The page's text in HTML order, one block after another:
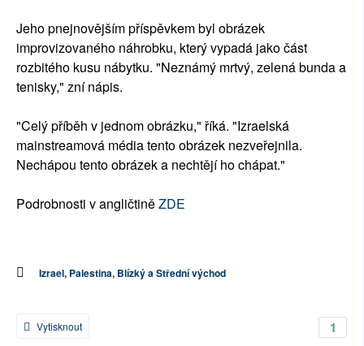
Jeho pnejnovějším příspěvkem byl obrázek
improvizovaného náhrobku, který vypadá jako část
rozbitého kusu nábytku. "Neznámý mrtvý, zelená bunda a
tenisky," zní nápis.
"Celý příběh v jednom obrázku," říká. "Izraelská
mainstreamová média tento obrázek nezveřejnila.
Nechápou tento obrázek a nechtějí ho chápat."
Podrobnosti v angličtiněZDE
Izrael, Palestina, Blízký a Střední východ
1
Vytisknout